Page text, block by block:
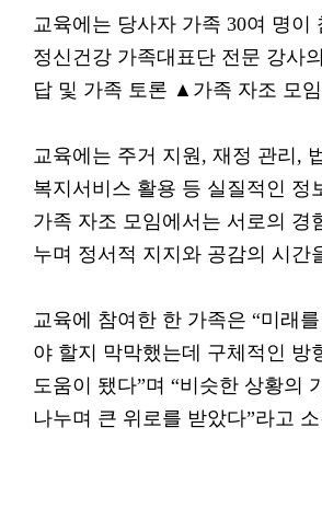
교육에는 당사자 가족 30여 명이
정신건강 가족대표단 전문 강사
답 및 가족 토론 ▲가족 자조 모
교육에는 주거 지원, 재정 관리,
복지서비스 활용 등 실질적인 정
가족 자조 모임에서는 서로의 경
누며 정서적 지지와 공감의 시간
교육에 참여한 한 가족은 “미래
야 할지 막막했는데 구체적인 방
도움이 됐다”며 “비슷한 상황의
나누며 큰 위로를 받았다”라고